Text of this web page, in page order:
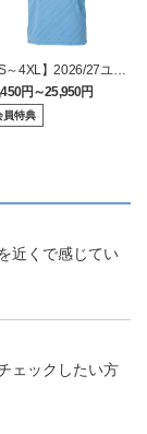
S～4XL】2026/27ユニ
ーム オーセンティッ
デル:FP1st
円～25,950円
員特典
近くで感じてい
ェックしたい方